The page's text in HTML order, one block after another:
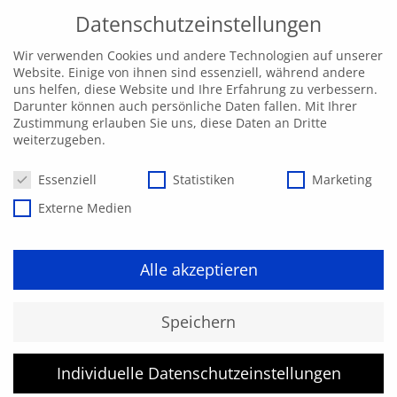
Das System Bahn
verstehen
Datenschutzeinstellungen
Wir verwenden Cookies und andere Technologien auf unserer
Website. Einige von ihnen sind essenziell, während andere
uns helfen, diese Website und Ihre Erfahrung zu verbessern.
Darunter können auch persönliche Daten fallen. Mit Ihrer
Zustimmung erlauben Sie uns, diese Daten an Dritte
weiterzugeben.
Datenschutzeinstellungen
Essenziell Statistiken
Marketing
Externe Medien
Alle akzeptieren
Speichern
Individuelle Datenschutzeinstellungen